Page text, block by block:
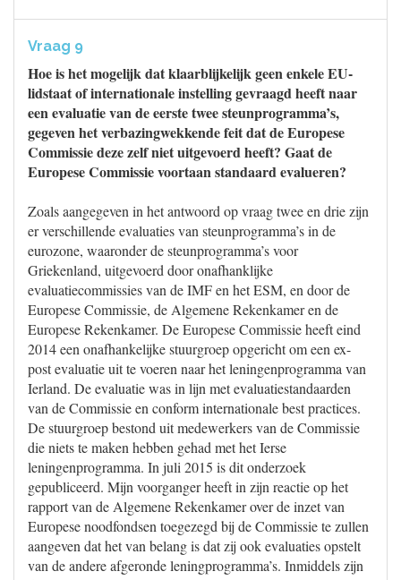
Vraag 9
Hoe is het mogelijk dat klaarblijkelijk geen enkele EU-
lidstaat of internationale instelling gevraagd heeft naar
een evaluatie van de eerste twee steunprogramma’s,
gegeven het verbazingwekkende feit dat de Europese
Commissie deze zelf niet uitgevoerd heeft? Gaat de
Europese Commissie voortaan standaard evalueren?
Zoals aangegeven in het antwoord op vraag twee en drie zijn
er verschillende evaluaties van steunprogramma’s in de
eurozone, waaronder de steunprogramma’s voor
Griekenland, uitgevoerd door onafhanklijke
evaluatiecommissies van de IMF en het ESM, en door de
Europese Commissie, de Algemene Rekenkamer en de
Europese Rekenkamer. De Europese Commissie heeft eind
2014 een onafhankelijke stuurgroep opgericht om een ex-
post evaluatie uit te voeren naar het leningenprogramma van
Ierland. De evaluatie was in lijn met evaluatiestandaarden
van de Commissie en conform internationale best practices.
De stuurgroep bestond uit medewerkers van de Commissie
die niets te maken hebben gehad met het Ierse
leningenprogramma. In juli 2015 is dit onderzoek
gepubliceerd. Mijn voorganger heeft in zijn reactie op het
rapport van de Algemene Rekenkamer over de inzet van
Europese noodfondsen toegezegd bij de Commissie te zullen
aangeven dat het van belang is dat zij ook evaluaties opstelt
van de andere afgeronde leningprogramma’s. Inmiddels zijn